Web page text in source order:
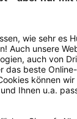
Verpacke die
auf das
uns eine
oder rufe
dann lassen
zukommen.